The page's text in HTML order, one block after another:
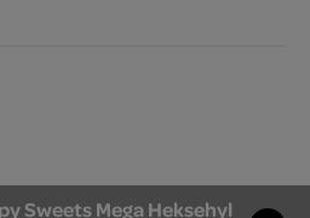
Sweets Mega Heksehyl